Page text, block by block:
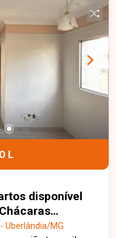
L
disponível
MG
Uberlândia/MG